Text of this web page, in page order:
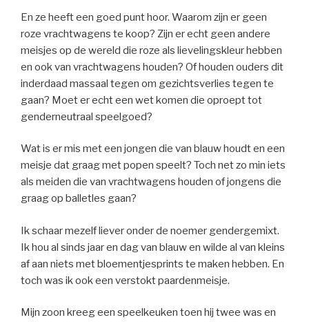
En ze heeft een goed punt hoor. Waarom zijn er geen
roze vrachtwagens te koop? Zijn er echt geen andere
meisjes op de wereld die roze als lievelingskleur hebben
en ook van vrachtwagens houden? Of houden ouders dit
inderdaad massaal tegen om gezichtsverlies tegen te
gaan? Moet er echt een wet komen die oproept tot
genderneutraal speelgoed?
Wat is er mis met een jongen die van blauw houdt en een
meisje dat graag met popen speelt? Toch net zo min iets
als meiden die van vrachtwagens houden of jongens die
graag op balletles gaan?
Ik schaar mezelf liever onder de noemer gendergemixt.
Ik hou al sinds jaar en dag van blauw en wilde al van kleins
af aan niets met bloementjesprints te maken hebben. En
toch was ik ook een verstokt paardenmeisje.
Mijn zoon kreeg een speelkeuken toen hij twee was en